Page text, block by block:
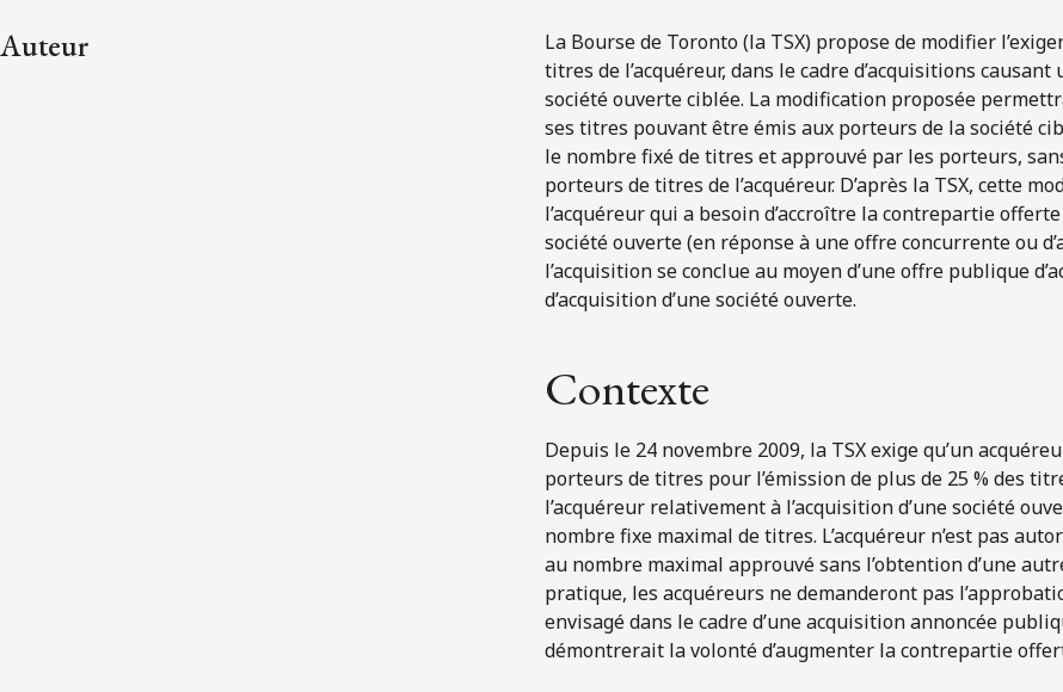
Auteur
La Bourse de Toronto (la TSX) propose de modifier
titres de l’acquéreur, dans le cadre d’acquisitions
société ouverte ciblée. La modification proposée
ses titres pouvant être émis aux porteurs de la société
le nombre fixé de titres et approuvé par les porteurs,
porteurs de titres de l’acquéreur. D’après la TSX, cette
l’acquéreur qui a besoin d’accroître la contrepartie
société ouverte (en réponse à une offre concurrente ou
l’acquisition se conclue au moyen d’une offre publique
d’acquisition d’une société ouverte.
Contexte
Depuis le 24 novembre 2009, la TSX exige qu’un
porteurs de titres pour l’émission de plus de 25 % des
l’acquéreur relativement à l’acquisition d’une société
nombre fixe maximal de titres. L’acquéreur n’est pas
au nombre maximal approuvé sans l’obtention d’une
pratique, les acquéreurs ne demanderont pas
envisagé dans le cadre d’une acquisition annoncée
démontrerait la volonté d’augmenter la contrepartie